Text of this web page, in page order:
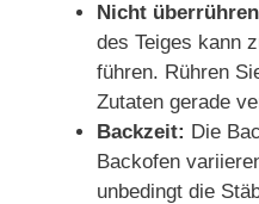
Nicht
des Teiges kann
führen. Rühren
Zutaten gerade
Backzeit: Die
Backofen
unbedingt die